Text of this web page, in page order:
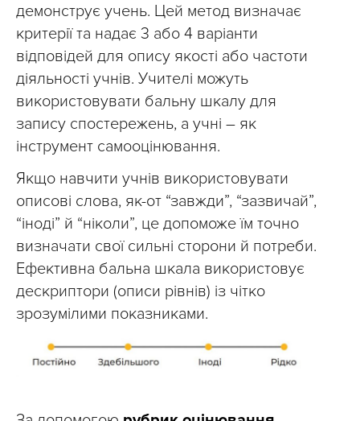
демонструє учень. Цей метод визначає
критерії та надає 3 або 4 варіанти
відповідей для опису якості або частоти
діяльності учнів. Учителі можуть
використовувати бальну шкалу для
запису спостережень, а учні – як
інструмент самооцінювання.
Якщо навчити учнів використовувати
описові слова, як-от “завжди”, “зазвичай”,
“іноді” й “ніколи”, це допоможе їм точно
визначати свої сильні сторони й потреби.
Ефективна бальна шкала використовує
дескриптори (описи рівнів) із чітко
зрозумілими показниками.